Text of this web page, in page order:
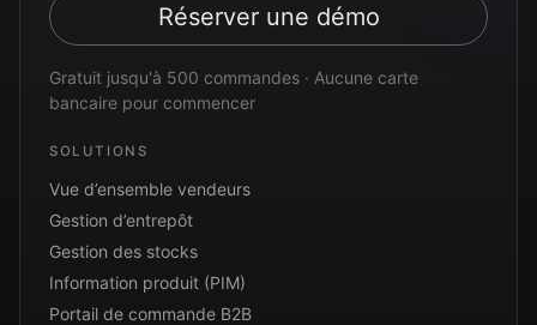
Réserver une démo
Gratuit jusqu'à 500 commandes · Aucune carte
bancaire pour commencer
SOLUTIONS
Vue d’ensemble vendeurs
Gestion d’entrepôt
Gestion des stocks
Information produit (PIM)
Portail de commande B2B